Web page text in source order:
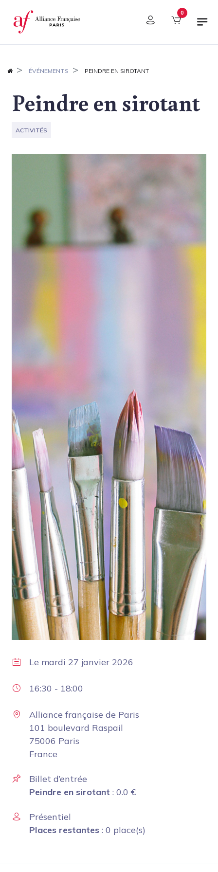
Panneau de gestion des cookies 0
ÉVÉNEMENTS PEINDRE EN SIROTANT
Peindre en sirotant
ACTIVITÉS
Le mardi 27 janvier 2026
16:30 - 18:00
Alliance française de Paris
101 boulevard Raspail
75006 Paris
France
Billet d’entrée
Peindre en sirotant : 0.0 €
Présentiel
Places restantes : 0 place(s)